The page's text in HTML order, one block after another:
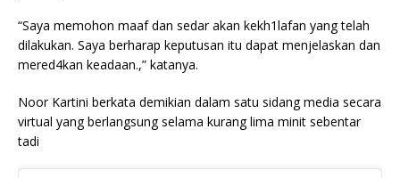
“Saya memohon maaf dan sedar akan kekh1lafan yang telah
dilakukan. Saya berharap keputusan itu dapat menjelaskan dan
mered4kan keadaan.,” katanya.
Noor Kartini berkata demikian dalam satu sidang media secara
virtual yang berlangsung selama kurang lima minit sebentar
tadi